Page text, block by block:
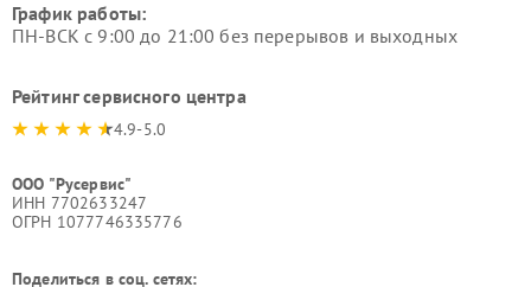
График работы:
ПН-ВСК с 9:00 до 21:00 без перерывов и выходных
Рейтинг сервисного центра
4.9-5.0
ООО "Русервис"
ИНН 7702633247
ОГРН 1077746335776
Поделиться в соц. сетях: